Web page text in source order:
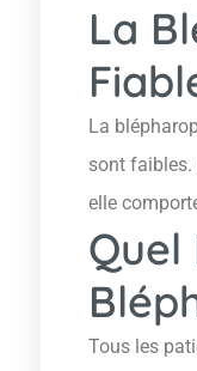
La
La
sont faibles.
elle
Quel
Tous les